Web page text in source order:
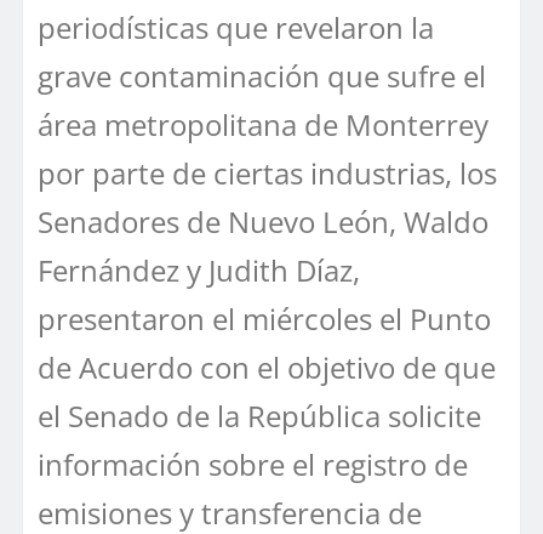
periodísticas que revelaron la
grave contaminación que sufre el
área metropolitana de Monterrey
por parte de ciertas industrias, los
Senadores de Nuevo León, Waldo
Fernández y Judith Díaz,
presentaron el miércoles el Punto
de Acuerdo con el objetivo de que
el Senado de la República solicite
información sobre el registro de
emisiones y transferencia de